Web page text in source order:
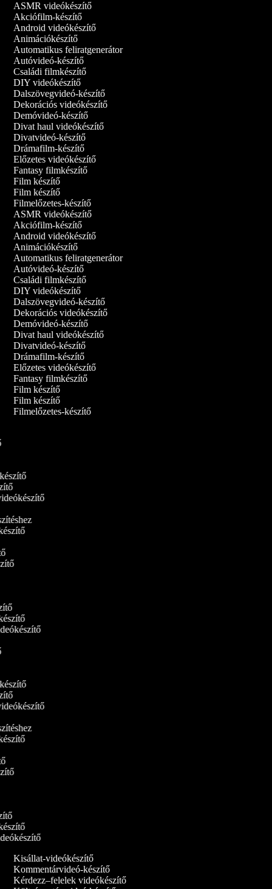
ASMR videókészítő
Akciófilm-készítő
Android videókészítő
Animációkészítő
Automatikus feliratgenerátor
Autóvideó-készítő
Családi filmkészítő
DIY videókészítő
Dalszövegvideó-készítő
Dekorációs videókészítő
Demóvideó‑készítő
Divat haul videókészítő
Divatvideó-készítő
Drámafilm-készítő
Előzetes videókészítő
Fantasy filmkészítő
Film készítő
Film készítő
Filmelőzetes-készítő
ASMR videókészítő
Akciófilm-készítő
Android videókészítő
Animációkészítő
Automatikus feliratgenerátor
Autóvideó-készítő
Családi filmkészítő
DIY videókészítő
Dalszövegvideó-készítő
Dekorációs videókészítő
Demóvideó‑készítő
Divat haul videókészítő
Divatvideó-készítő
Drámafilm-készítő
Előzetes videókészítő
Fantasy filmkészítő
Film készítő
Film készítő
Filmelőzetes-készítő
Kisállat-videókészítő
Kommentárvideó-készítő
Kérdezz–felelek videókészítő